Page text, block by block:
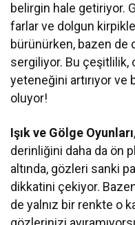
belirgin hale getiriyor.
farlar ve dolgun
bürünürken, bazen de
sergiliyor. Bu
yeteneğini artırıyor ve
oluyor!
Işık ve Gölge Oyunları
derinliğini daha da ön
altında, gözleri sanki
dikkatini çekiyor.
de yalnız bir renkte o